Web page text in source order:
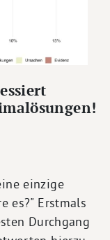
einzige
es?" Erstmals
Durchgang